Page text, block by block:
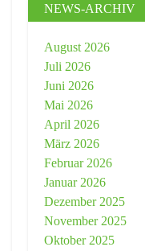
NEWS-ARCHIV
August 2026
Juli 2026
Juni 2026
Mai 2026
April 2026
März 2026
Februar 2026
Januar 2026
Dezember 2025
November 2025
Oktober 2025